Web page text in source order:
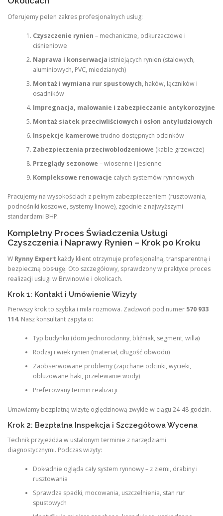
Oferujemy pełen zakres profesjonalnych usług:
Czyszczenie rynien – mechaniczne, odkurzaczowe i
ciśnieniowe
Naprawa i konserwacja istniejących rynien (stalowych,
aluminiowych, PVC, miedzianych)
Montaż i wymiana rur spustowych, haków, łączników i
osadników
Impregnacja, malowanie i zabezpieczanie antykorozyjne
Montaż siatek przeciwliściowych i osłon antyludziowych
Inspekcje kamerowe trudno dostępnych odcinków
Zabezpieczenia przeciwoblodzeniowe (kable grzewcze)
Przeglądy sezonowe – wiosenne i jesienne
Kompleksowe renowacje całych systemów rynnowych
Pracujemy na wysokościach z pełnym zabezpieczeniem (rusztowania,
podnośniki koszowe, systemy linowe), zgodnie z najwyższymi
standardami BHP.
Kompletny Proces Świadczenia Usługi
Czyszczenia i Naprawy Rynien – Krok po Kroku
W Rynny Expert każdy klient otrzymuje profesjonalną, transparentną i
bezpieczną obsługę. Oto szczegółowy, sprawdzony w praktyce proces
realizacji usługi w Brwinowie i okolicach.
Krok 1: Kontakt i Umówienie Wizyty
Pierwszy krok to szybka i miła rozmowa. Zadzwoń pod numer 570 933
114. Nasz konsultant zapyta o:
Typ budynku (dom jednorodzinny, bliźniak, segment, willa)
Rodzaj i wiek rynien (materiał, długość obwodu)
Zaobserwowane problemy (zapchane odcinki, wycieki,
obluzowane haki, przelewanie wody)
Preferowany termin realizacji
Umawiamy bezpłatną wizytę oględzinową zwykle w ciągu 24-48 godzin.
Krok 2: Bezpłatna Inspekcja i Szczegółowa Wycena
Technik przyjeżdża w ustalonym terminie z narzędziami
diagnostycznymi. Podczas wizyty:
Dokładnie ogląda cały system rynnowy – z ziemi, drabiny i
rusztowania
Sprawdza spadki, mocowania, uszczelnienia, stan rur
spustowych